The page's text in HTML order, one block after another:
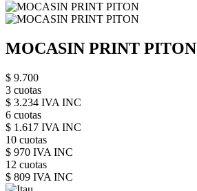
MOCASIN PRINT PITON
$ 9.700
3 cuotas
$ 3.234 IVA INC
6 cuotas
$ 1.617 IVA INC
10 cuotas
$ 970 IVA INC
12 cuotas
$ 809 IVA INC